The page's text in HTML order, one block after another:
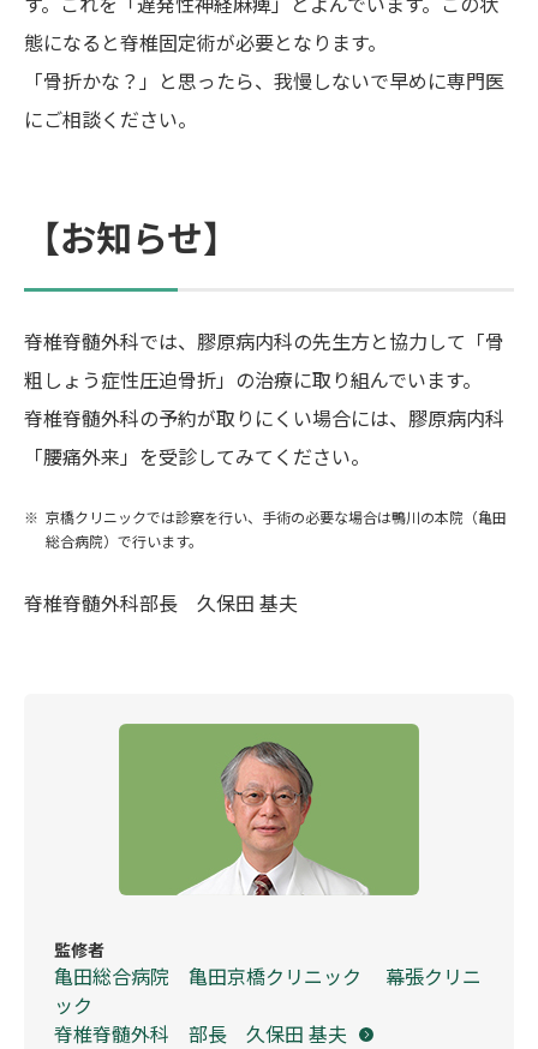
態になると脊椎固定術が必要となります。
「骨折かな？」と思ったら、我慢しないで早めに専門医
にご相談ください。
【お知らせ】
脊椎脊髄外科では、膠原病内科の先生方と協力して「骨
粗しょう症性圧迫骨折」の治療に取り組んでいます。
脊椎脊髄外科の予約が取りにくい場合には、膠原病内科
「腰痛外来」を受診してみてください。
京橋クリニックでは診察を行い、手術の必要な場合は鴨川の本院（亀田
総合病院）で行います。
脊椎脊髄外科部長 久保田 基夫
監修者
亀田総合病院 亀田京橋クリニック 幕張クリニ
ック
脊椎脊髄外科 部長 久保田 基夫